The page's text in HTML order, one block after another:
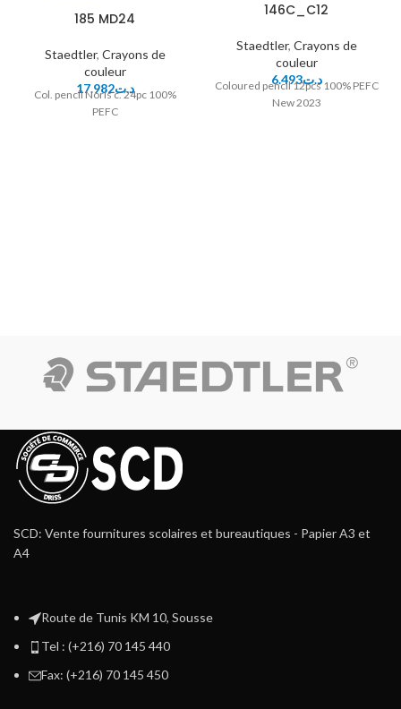
185 MD24
Staedtler, Crayons de
couleur
د.ت17.982
Col. pencil Noris c. 24pc 100%
PEFC
146C_C12
Staedtler, Crayons de
couleur
د.ت6.493
Coloured pencil 12pcs 100% PEFC
New 2023
SCD: Vente fournitures scolaires et bureautiques - Papier A3 et
A4
Route de Tunis KM 10, Sousse
Tel : (+216) 70 145 440
Fax: (+216) 70 145 450